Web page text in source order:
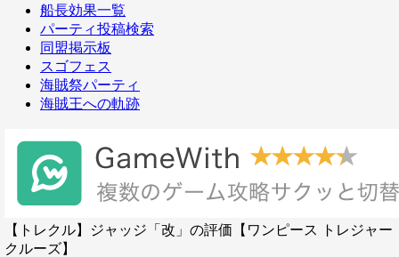
船長効果一覧
パーティ投稿検索
同盟掲示板
スゴフェス
海賊祭パーティ
海賊王への軌跡
【トレクル】ジャッジ「改」の評価【ワンピース トレジャー
クルーズ】